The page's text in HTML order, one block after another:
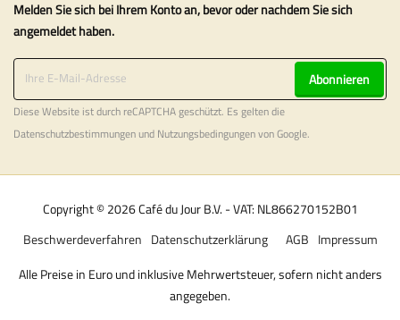
Melden Sie sich bei Ihrem Konto an, bevor oder nachdem Sie sich
angemeldet haben.
Abonnieren
Diese Website ist durch reCAPTCHA geschützt. Es gelten die
Datenschutzbestimmungen und Nutzungsbedingungenvon Google.
Copyright © 2026 Café du Jour B.V. - VAT: NL866270152B01
Impressum
AGB
Datenschutzerklärung
Beschwerdeverfahren
Alle Preise in Euro und inklusive Mehrwertsteuer, sofern nicht anders
angegeben.